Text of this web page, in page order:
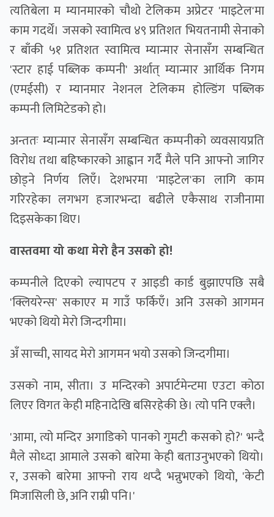
त्यतिबेला म म्यानमारको चौथो टेलिकम अप्रेटर 'माइटेल'मा
काम गदर्थें। जसको स्वामित्व ४९ प्रतिशत भियतनामी सेनाको
र बाँकी ५१ प्रतिशत स्वामित्व म्यान्मार सेनासँग सम्बन्धित
'स्टार हाई पब्लिक कम्पनी' अर्थात् म्यान्मार आर्थिक निगम
(एमईसी) र म्यानमार नेशनल टेलिकम होल्डिंग पब्लिक
कम्पनी लिमिटेडको हो।
अन्ततः म्यान्मार सेनासँग सम्बन्धित कम्पनीको व्यवसायप्रति
विरोध तथा बहिष्कारको आह्वान गर्दै मैले पनि आफ्नो जागिर
छोड्ने निर्णय लिएँ। देशभरमा 'माइटेल'का लागि काम
गरिरहेका लगभग हजारभन्दा बढीले एकैसाथ राजीनामा
दिइसकेका थिए।
वास्तवमा यो कथा मेरो हैन उसको हो!
कम्पनीले दिएको ल्यापटप र आइडी कार्ड बुझाएपछि सबै
'क्लियरेन्स' सकाएर म गाउँ फर्किएँ। अनि उसको आगमन
भएको थियो मेरो जिन्दगीमा।
अँ साच्ची, सायद मेरो आगमन भयो उसको जिन्दगीमा।
उसको नाम, सीता। उ मन्दिरको अपार्टमेन्टमा एउटा कोठा
लिएर विगत केही महिनादेखि बसिरहेकी छे। त्यो पनि एक्लै।
'आमा, त्यो मन्दिर अगाडिको पानको गुमटी कसको हो?' भन्दै
मैले सोध्दा आमाले उसको बारेमा केही बताउनुभएको थियो।
र, उसको बारेमा आफ्नो राय थप्दै भन्नुभएको थियो, 'केटी
मिजासिली छे, अनि राम्री पनि।'